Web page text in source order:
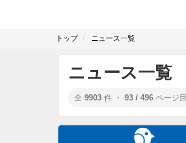
トップ ニュース一覧
ニュース一覧
全 9903 件 ・ 93 / 496 ページ目